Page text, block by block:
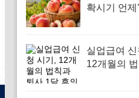
확시기 언
실업급여
12개월의